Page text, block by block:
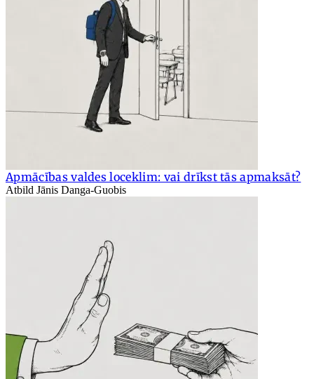
Apmācības valdes loceklim: vai drīkst tās apmaksāt?
Atbild Jānis Danga-Guobis